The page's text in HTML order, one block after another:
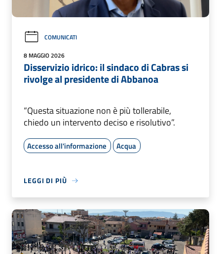
COMUNICATI
8 MAGGIO 2026
Disservizio idrico: il sindaco di Cabras si
rivolge al presidente di Abbanoa
“Questa situazione non è più tollerabile,
chiedo un intervento deciso e risolutivo”.
Accesso all'informazione Acqua
LEGGI DI PIÙ